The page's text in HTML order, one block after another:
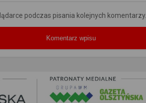
podczas pisania kolejnych komentarzy.